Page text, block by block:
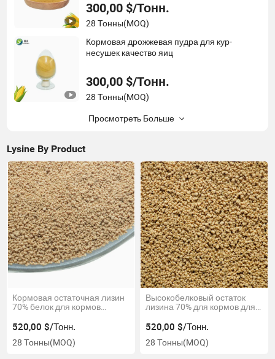
300,00 $/Тонн.
28 Тонны(MOQ)
Кормовая дрожжевая пудра для кур-
несушек качество яиц
300,00 $/Тонн.
28 Тонны(MOQ)
Просмотреть Больше
Lysine By Product
Кормовая остаточная лизин
70% белок для кормов
520,00 $/Тонн.
28 Тонны(MOQ)
Высокобелковый остаток
лизина 70% для кормов для
520,00 $/Тонн.
28 Тонны(MOQ)